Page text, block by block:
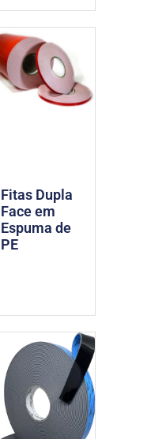
Fitas Dupla
Face em
Espuma de
PE